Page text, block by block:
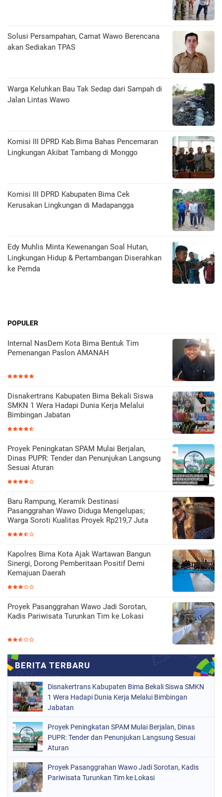
Solusi Persampahan, Camat Wawo Berencana
akan Sediakan TPAS
Warga Keluhkan Bau Tak Sedap dari Sampah di
Jalan Lintas Wawo
Komisi III DPRD Kab.Bima Bahas Pencemaran
Lingkungan Akibat Tambang di Monggo
Komisi III DPRD Kabupaten Bima Cek
Kerusakan Lingkungan di Madapangga
Edy Muhlis Minta Kewenangan Soal Hutan,
Lingkungan Hidup & Pertambangan Diserahkan
ke Pemda
POPULER
Internal NasDem Kota Bima Bentuk Tim
Pemenangan Paslon AMANAH
Disnakertrans Kabupaten Bima Bekali Siswa
SMKN 1 Wera Hadapi Dunia Kerja Melalui
Bimbingan Jabatan
Proyek Peningkatan SPAM Mulai Berjalan,
Dinas PUPR: Tender dan Penunjukan Langsung
Sesuai Aturan
Baru Rampung, Keramik Destinasi
Pasanggrahan Wawo Diduga Mengelupas;
Warga Soroti Kualitas Proyek Rp219,7 Juta
Kapolres Bima Kota Ajak Wartawan Bangun
Sinergi, Dorong Pemberitaan Positif Demi
Kemajuan Daerah
Proyek Pasanggrahan Wawo Jadi Sorotan,
Kadis Pariwisata Turunkan Tim ke Lokasi
Disnakertrans Kabupaten Bima Bekali Siswa SMKN
1 Wera Hadapi Dunia Kerja Melalui Bimbingan
Jabatan
Proyek Peningkatan SPAM Mulai Berjalan, Dinas
PUPR: Tender dan Penunjukan Langsung Sesuai
Aturan
Proyek Pasanggrahan Wawo Jadi Sorotan, Kadis
Pariwisata Turunkan Tim ke Lokasi